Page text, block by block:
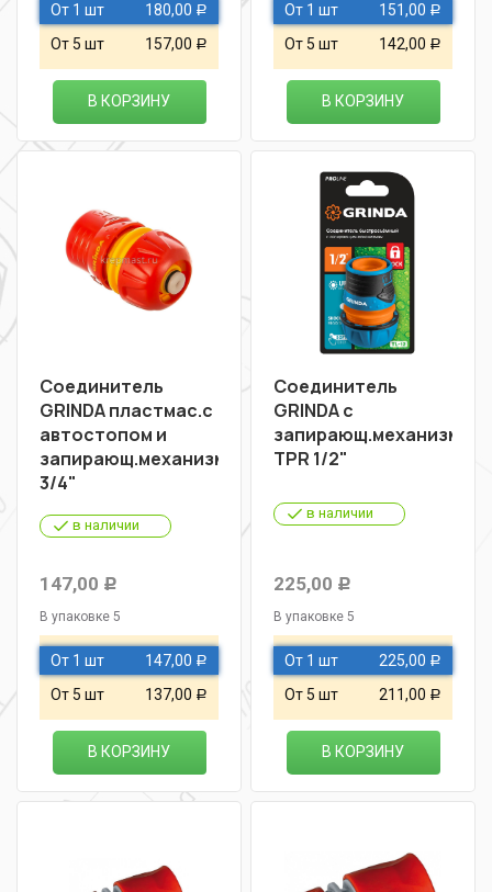
От 1 шт 180,00 Р
От 5 шт 157,00 Р
В КОРЗИНУ
От 1 шт 151,00 Р
От 5 шт 142,00 Р
В КОРЗИНУ
Соединитель
GRINDA пластмас.с
автостопом и
запирающ.механизмом
3/4"
в наличии
147,00 Р
В упаковке 5
От 1 шт 147,00 Р
От 5 шт 137,00 Р
В КОРЗИНУ
Соединитель
GRINDA с
TPR 1/2"
в наличии
225,00 Р
В упаковке 5
От 1 шт 225,00 Р
От 5 шт 211,00 Р
В КОРЗИНУ